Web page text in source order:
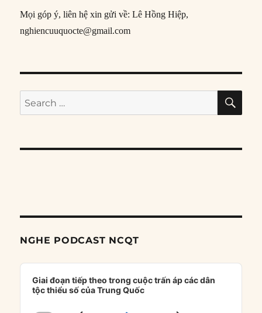
Mọi góp ý, liên hệ xin gửi về: Lê Hồng Hiệp,
nghiencuuquocte@gmail.com
Search
for:
NGHE PODCAST NCQT
Audio
Player
Giai đoạn tiếp theo trong cuộc trấn áp các dân
tộc thiểu số của Trung Quốc